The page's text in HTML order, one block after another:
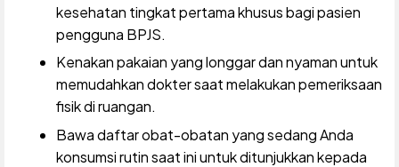
kesehatan tingkat pertama khusus bagi pasien
pengguna BPJS.
Kenakan pakaian yang longgar dan nyaman untuk
memudahkan dokter saat melakukan pemeriksaan
fisik di ruangan.
Bawa daftar obat-obatan yang sedang Anda
konsumsi rutin saat ini untuk ditunjukkan kepada